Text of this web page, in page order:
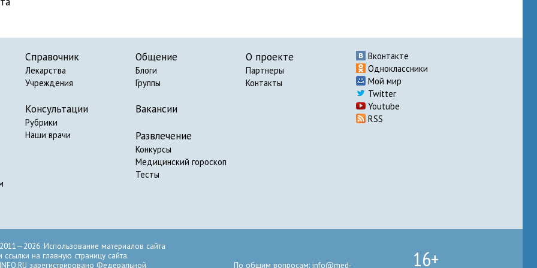
Справочник
Лекарства
Учреждения
Консультации
Рубрики
Наши врачи
Общение
Блоги
Группы
Вакансии
Развлечение
Конкурсы
Медицинский гороскоп
Тесты
О проекте
Партнеры
Контакты
Вконтакте
Одноклассники
Мой мир
Twitter
Youtube
RSS
Использование материалов сайта
на главную страницу сайта.
зарегистрировано Федеральной
По общим вопросам: info@med- 16+